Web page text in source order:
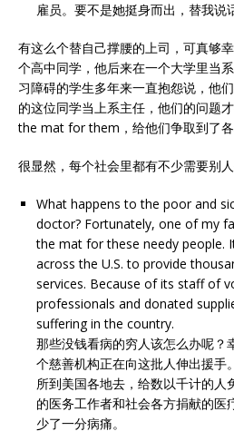
雇员。要不是她挺身而出，替我说
有这么个替自己撑腰的上司，可真够
个高中同学，他后来在一个大学里当
习障碍的学生多年来一直抱怨说，他
的这位同学当上系主任，他们的问题
the mat for them，给他们争取到了各
很显然，每个社会里都有不少需要别人
What happens to the poor and
doctor? Fortunately, one of my
the mat for these needy people.
across the U.S. to provide
services. Because of its staff of
professionals and donated
suffering in the country.
那些没钱看病的穷人该怎么办呢？
个慈善机构正在向这批人伸出援手
所到美国各地去，给数以千计的人
的医务工作者和社会各方捐献的医
少了一分病痛。